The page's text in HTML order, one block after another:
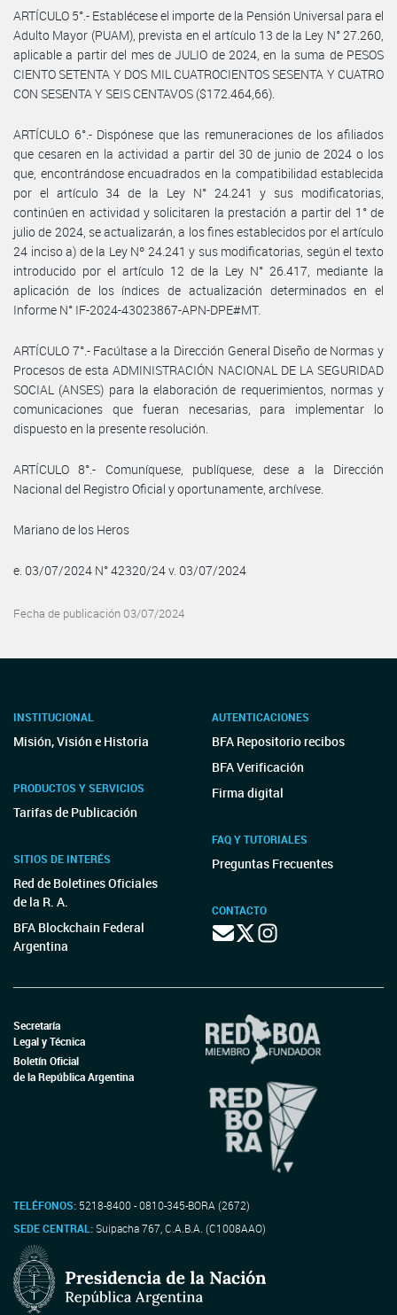
ARTÍCULO 5°.- Establécese el importe de la Pensión Universal para el
Adulto Mayor (PUAM), prevista en el artículo 13 de la Ley N° 27.260,
aplicable a partir del mes de JULIO de 2024, en la suma de PESOS
CIENTO SETENTA Y DOS MIL CUATROCIENTOS SESENTA Y CUATRO
CON SESENTA Y SEIS CENTAVOS ($172.464,66).
ARTÍCULO 6°.- Dispónese que las remuneraciones de los afiliados
que cesaren en la actividad a partir del 30 de junio de 2024 o los
que, encontrándose encuadrados en la compatibilidad establecida
por el artículo 34 de la Ley N° 24.241 y sus modificatorias,
continúen en actividad y solicitaren la prestación a partir del 1° de
julio de 2024, se actualizarán, a los fines establecidos por el artículo
24 inciso a) de la Ley Nº 24.241 y sus modificatorias, según el texto
introducido por el artículo 12 de la Ley N° 26.417, mediante la
aplicación de los índices de actualización determinados en el
Informe N° IF-2024-43023867-APN-DPE#MT.
ARTÍCULO 7°.- Facúltase a la Dirección General Diseño de Normas y
Procesos de esta ADMINISTRACIÓN NACIONAL DE LA SEGURIDAD
SOCIAL (ANSES) para la elaboración de requerimientos, normas y
comunicaciones que fueran necesarias, para implementar lo
dispuesto en la presente resolución.
ARTÍCULO 8°.- Comuníquese, publíquese, dese a la Dirección
Nacional del Registro Oficial y oportunamente, archívese.
Mariano de los Heros
e. 03/07/2024 N° 42320/24 v. 03/07/2024
Fecha de publicación 03/07/2024
INSTITUCIONAL
Misión, Visión e Historia
PRODUCTOS Y SERVICIOS
Tarifas de Publicación
SITIOS DE INTERÉS
Red de Boletines Oficiales
de la R. A.
BFA Blockchain Federal
Argentina
AUTENTICACIONES
BFA Repositorio recibos
BFA Verificación
Firma digital
FAQ Y TUTORIALES
Preguntas Frecuentes
CONTACTO
Secretaría
Legal y Técnica
Boletín Oficial
de la República Argentina
TELÉFONOS: 5218-8400 - 0810-345-BORA (2672)
SEDE CENTRAL:Suipacha 767, C.A.B.A. (C1008AAO)